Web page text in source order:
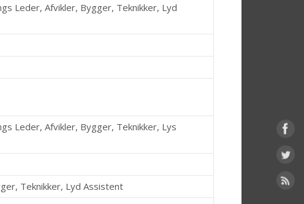
Leder, Afvikler, Bygger, Teknikker, Lyd
Leder, Afvikler, Bygger, Teknikker, Lys
Teknikker, Lyd Assistent